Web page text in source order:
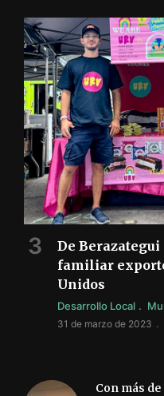
De
familiar
Unidos
Desarrollo Local
31 de marzo de 2023
Con más